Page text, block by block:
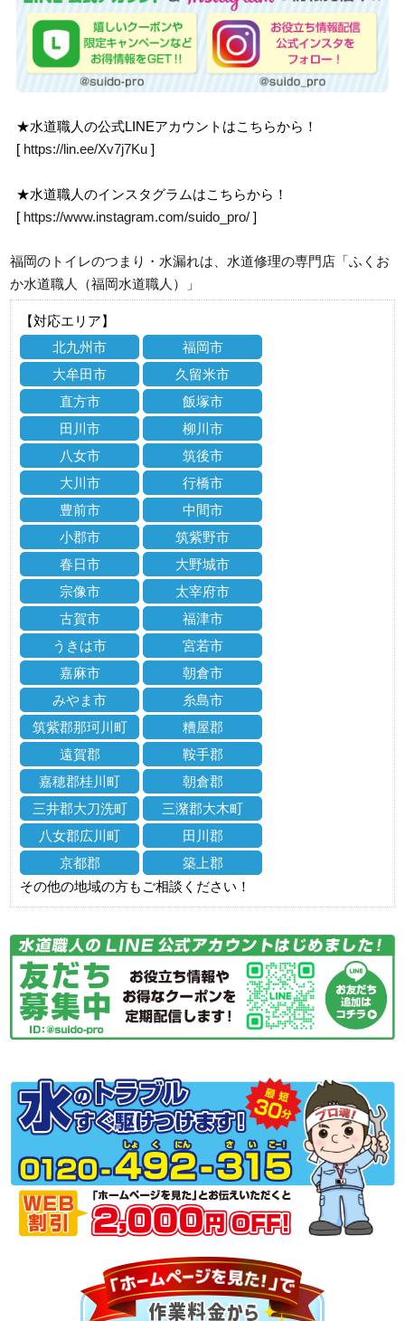
★水道職人の公式LINEアカウントはこちらから！
[ https://lin.ee/Xv7j7Ku ]
★水道職人のインスタグラムはこちらから！
[ https://www.instagram.com/suido_pro/ ]
福岡のトイレのつまり・水漏れは、水道修理の専門店「ふくお
か水道職人（福岡水道職人）」
【対応エリア】
北九州市
福岡市
大牟田市
久留米市
直方市
飯塚市
田川市
柳川市
八女市
筑後市
大川市
行橋市
豊前市
中間市
小郡市
筑紫野市
春日市
大野城市
宗像市
太宰府市
古賀市
福津市
うきは市
宮若市
嘉麻市
朝倉市
みやま市
糸島市
筑紫郡那珂川町
糟屋郡
遠賀郡
鞍手郡
嘉穂郡桂川町
朝倉郡
三井郡大刀洗町
三潴郡大木町
八女郡広川町
田川郡
京都郡
築上郡
その他の地域の方もご相談ください！